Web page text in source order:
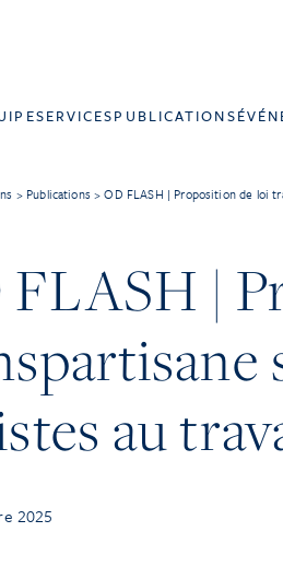
SERVICESPUBLICATIONS
> Publications >OD FLASH | Proposition de loi
|
au
2025